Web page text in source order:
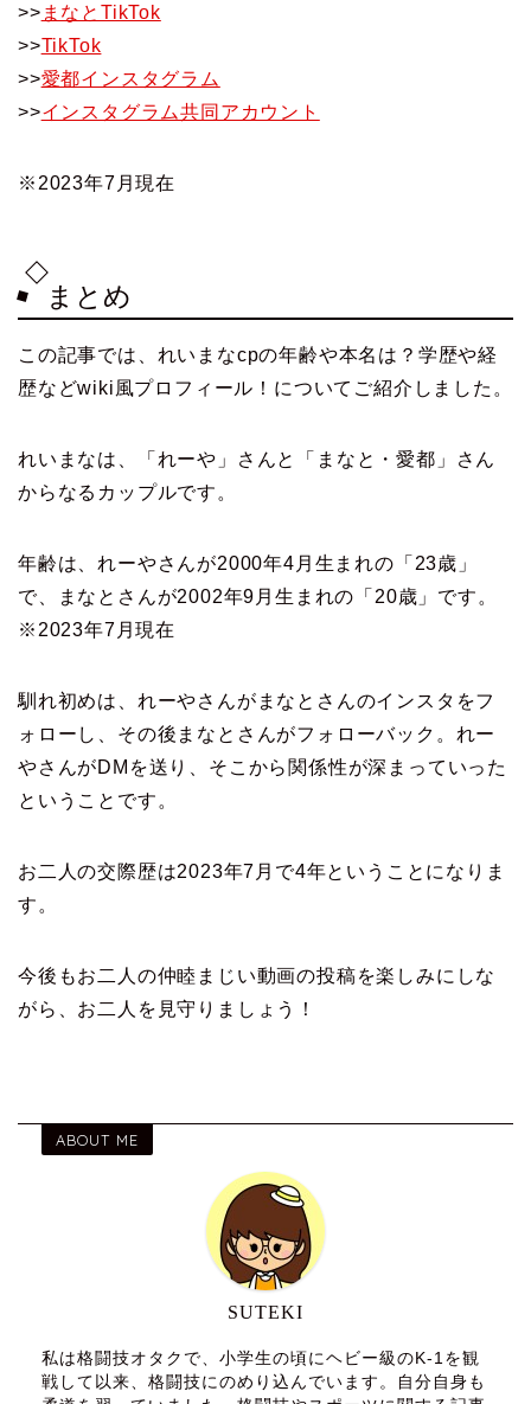
>> まなとTikTok
>>TikTok
>>愛都インスタグラム
>>インスタグラム共同アカウント
※2023年7月現在
まとめ
この記事では、れいまなcpの年齢や本名は？学歴や経
歴などwiki風プロフィール！についてご紹介しました。
れいまなは、「れーや」さんと「まなと・愛都」さん
からなるカップルです。
年齢は、れーやさんが2000年4月生まれの「23歳」
で、まなとさんが2002年9月生まれの「20歳」です。
※2023年7月現在
馴れ初めは、れーやさんがまなとさんのインスタをフ
ォローし、その後まなとさんがフォローバック。れー
やさんがDMを送り、そこから関係性が深まっていった
ということです。
お二人の交際歴は2023年7月で4年ということになりま
す。
今後もお二人の仲睦まじい動画の投稿を楽しみにしな
がら、お二人を見守りましょう！
ABOUT ME
SUTEKI
私は格闘技オタクで、小学生の頃にヘビー級のK-1を観
戦して以来、格闘技にのめり込んでいます。自分自身も